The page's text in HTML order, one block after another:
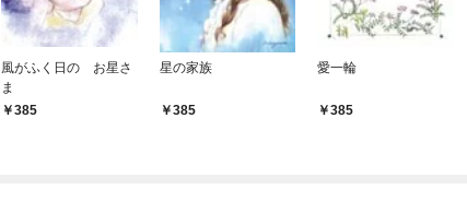
風がふく日の お星さ
ま
385
星の家族
385
愛一輪
385